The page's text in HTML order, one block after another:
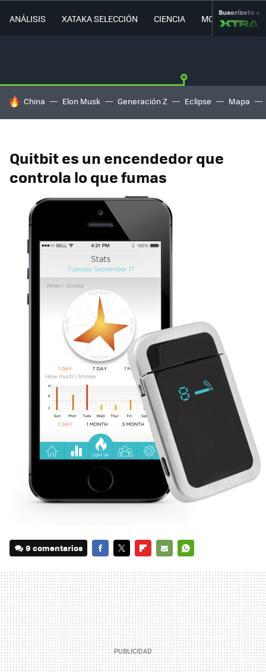
ANÁLISIS XATAKA SELECCIÓN CIENCIA MOVILIDAD
Suscríbete a
HOY SE HABLA DE
China Elon Musk Generación Z Eclipse Mapa
Quitbit es un encendedor que
controla lo que fumas
9 comentarios
MAIL